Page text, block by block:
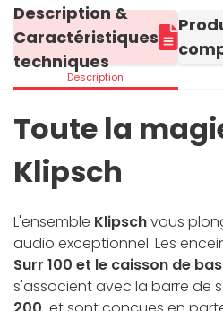
Description &
Caractéristiques
techniques
Description
Toute la
Klipsch
L'ensemble Klipschvous
audio exceptionnel. Les
Surr 100 et le caisson de
s'associent avec la barre de